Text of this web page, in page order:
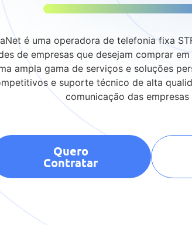
é uma operadora de telefonia fixa
de empresas que desejam comprar
ampla gama de serviços e soluções
e suporte técnico de alta
comunicação das empresas
Quero
Contratar